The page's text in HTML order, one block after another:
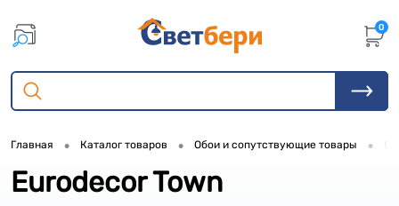
0
Главная • Каталог товаров • Обои и сопутствующие товары •
Eurodecor Town
4